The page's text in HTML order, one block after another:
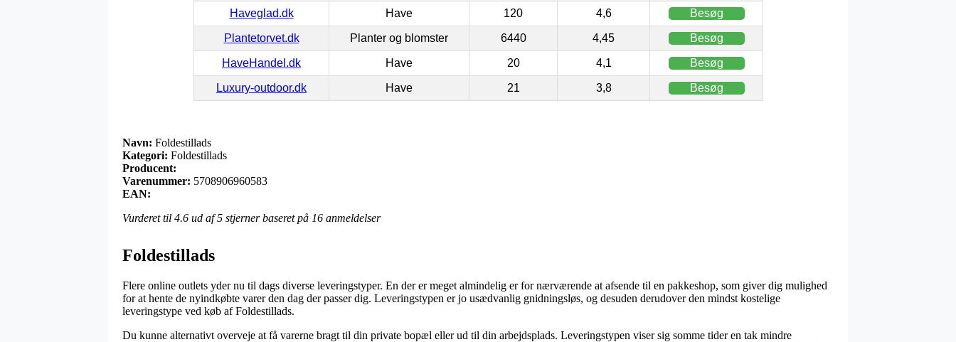
Haveglad.dk Have 120 4,6 Besøg
Plantetorvet.dk Planter og blomster 6440 4,45 Besøg
HaveHandel.dk Have 20 4,1 Besøg
Luxury-outdoor.dk Have 21 3,8 Besøg
Navn: Foldestillads
Kategori: Foldestillads
Producent:
Varenummer: 5708906960583
EAN:
Vurderet til 4.6 ud af 5 stjerner baseret på 16 anmeldelser
Foldestillads
Flere online outlets yder nu til dags diverse leveringstyper. En der er meget almindelig er for nærværende at afsende til en pakkeshop, som giver dig mulighed
for at hente de nyindkøbte varer den dag der passer dig. Leveringstypen er jo usædvanlig gnidningsløs, og desuden derudover den mindst kostelige
leveringstype ved køb af Foldestillads.
Du kunne alternativt overveje at få varerne bragt til din private bopæl eller ud til din arbejdsplads. Leveringstypen viser sig somme tider en tak mindre